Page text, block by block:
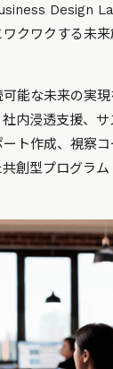
Design
クワクする未来
能な未来の実
内浸透支援、
ト作成、視察コ
創型プログラ